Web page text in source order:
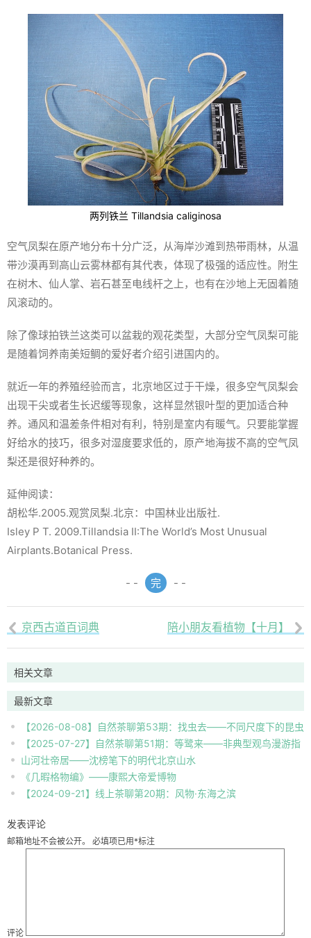
两列铁兰 Tillandsia caliginosa
空气凤梨在原产地分布十分广泛，从海岸沙滩到热带雨林，从温
带沙漠再到高山云雾林都有其代表，体现了极强的适应性。附生
在树木、仙人掌、岩石甚至电线杆之上，也有在沙地上无固着随
风滚动的。
除了像球拍铁兰这类可以盆栽的观花类型，大部分空气凤梨可能
是随着饲养南美短鲷的爱好者介绍引进国内的。
就近一年的养殖经验而言，北京地区过于干燥，很多空气凤梨会
出现干尖或者生长迟缓等现象，这样显然银叶型的更加适合种
养。通风和温差条件相对有利，特别是室内有暖气。只要能掌握
好给水的技巧，很多对湿度要求低的，原产地海拔不高的空气凤
梨还是很好种养的。
延伸阅读：
胡松华.2005.观赏凤梨.北京：中国林业出版社.
Isley P T. 2009.Tillandsia II:The World’s Most Unusual
Airplants.Botanical Press.
- - 完 - -
 京西古道百词典 陪小朋友看植物【十月】 
相关文章
最新文章
【2026-08-08】自然茶聊第53期：找虫去——不同尺度下的昆虫
自然观察
【2025-07-27】自然茶聊第51期：等鹭来——非典型观鸟漫游指
南
山河壮帝居——沈榜笔下的明代北京山水
《几暇格物编》——康熙大帝爱博物
【2024-09-21】线上茶聊第20期：风物·东海之滨
发表评论
邮箱地址不会被公开。 必填项已用*标注
评论